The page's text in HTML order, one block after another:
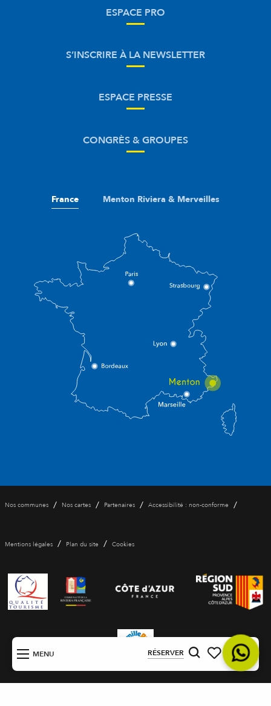
MENU RÉSERVER
Voir les favoris
Recherche
FR
ESPACE PRO
S’INSCRIRE À LA NEWSLETTER
ESPACE PRESSE
CONGRÈS & GROUPES
France Menton Riviera & Merveilles
Nos communes / Nos cartes / Partenaires / Accessibilité : non-conforme /
Mentions légales / Plan du site / Cookies